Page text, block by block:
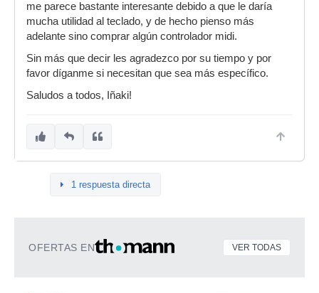
me parece bastante interesante debido a que le daría
mucha utilidad al teclado, y de hecho pienso más
adelante sino comprar algún controlador midi.
Sin más que decir les agradezco por su tiempo y por
favor díganme si necesitan que sea más específico.
Saludos a todos, Iñaki!
1 respuesta directa
OFERTAS EN VER TODAS